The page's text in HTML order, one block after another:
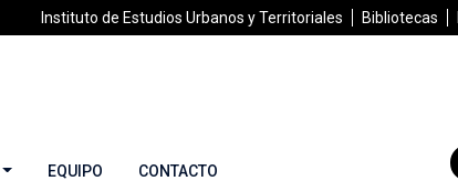
Instituto de Estudios Urbanos y Territoriales Bibliotecas
EQUIPO CONTACTO